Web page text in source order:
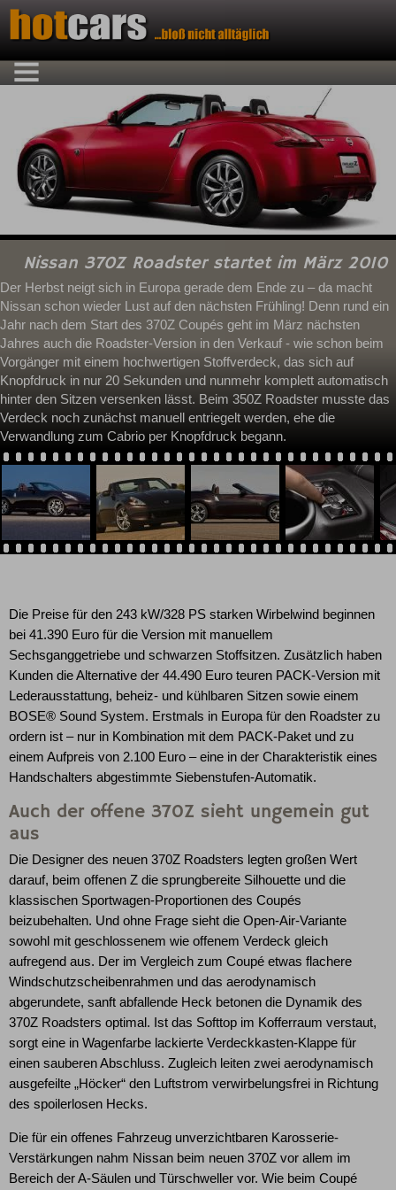
Nissan 370Z Roadster startet im März 2010
Der Herbst neigt sich in Europa gerade dem Ende zu – da macht
Nissan schon wieder Lust auf den nächsten Frühling! Denn rund ein
Jahr nach dem Start des 370Z Coupés geht im März nächsten
Jahres auch die Roadster-Version in den Verkauf - wie schon beim
Vorgänger mit einem hochwertigen Stoffverdeck, das sich auf
Knopfdruck in nur 20 Sekunden und nunmehr komplett automatisch
hinter den Sitzen versenken lässt. Beim 350Z Roadster musste das
Verdeck noch zunächst manuell entriegelt werden, ehe die
Verwandlung zum Cabrio per Knopfdruck begann.
Die Preise für den 243 kW/328 PS starken Wirbelwind beginnen
bei 41.390 Euro für die Version mit manuellem
Sechsganggetriebe und schwarzen Stoffsitzen. Zusätzlich haben
Kunden die Alternative der 44.490 Euro teuren PACK-Version mit
Lederausstattung, beheiz- und kühlbaren Sitzen sowie einem
BOSE® Sound System. Erstmals in Europa für den Roadster zu
ordern ist – nur in Kombination mit dem PACK-Paket und zu
einem Aufpreis von 2.100 Euro – eine in der Charakteristik eines
Handschalters abgestimmte Siebenstufen-Automatik.
Auch der offene 370Z sieht ungemein gut
aus
Die Designer des neuen 370Z Roadsters legten großen Wert
darauf, beim offenen Z die sprungbereite Silhouette und die
klassischen Sportwagen-Proportionen des Coupés
beizubehalten. Und ohne Frage sieht die Open-Air-Variante
sowohl mit geschlossenem wie offenem Verdeck gleich
aufregend aus. Der im Vergleich zum Coupé etwas flachere
Windschutzscheibenrahmen und das aerodynamisch
abgerundete, sanft abfallende Heck betonen die Dynamik des
370Z Roadsters optimal. Ist das Softtop im Kofferraum verstaut,
sorgt eine in Wagenfarbe lackierte Verdeckkasten-Klappe für
einen sauberen Abschluss. Zugleich leiten zwei aerodynamisch
ausgefeilte „Höcker“ den Luftstrom verwirbelungsfrei in Richtung
des spoilerlosen Hecks.
Die für ein offenes Fahrzeug unverzichtbaren Karosserie-
Verstärkungen nahm Nissan beim neuen 370Z vor allem im
Bereich der A-Säulen und Türschweller vor. Wie beim Coupé